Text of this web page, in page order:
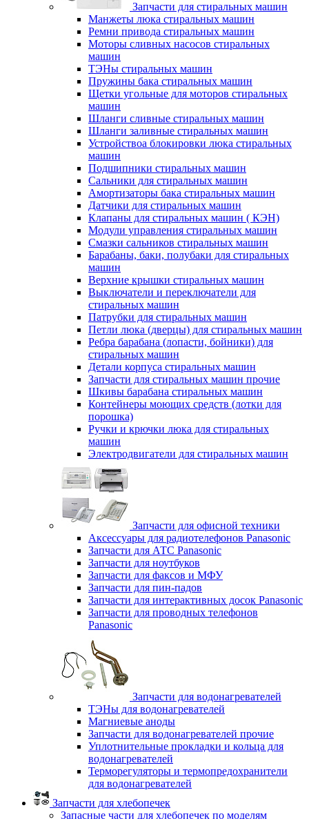
Запчасти для стиральных машин
Манжеты люка стиральных машин
Ремни привода стиральных машин
Моторы сливных насосов стиральных
машин
ТЭНы стиральных машин
Пружины бака стиральных машин
Щетки угольные для моторов стиральных
машин
Шланги сливные стиральных машин
Шланги заливные стиральных машин
Устройствоа блокировки люка стиральных
машин
Подшипники стиральных машин
Сальники для стиральных машин
Амортизаторы бака стиральных машин
Датчики для стиральных машин
Клапаны для стиральных машин ( КЭН)
Модули управления стиральных машин
Смазки сальников стиральных машин
Барабаны, баки, полубаки для стиральных
машин
Верхние крышки стиральных машин
Выключатели и переключатели для
стиральных машин
Патрубки для стиральных машин
Петли люка (дверцы) для стиральных машин
Ребра барабана (лопасти, бойники) для
стиральных машин
Детали корпуса стиральных машин
Запчасти для стиральных машин прочие
Шкивы барабана стиральных машин
Контейнеры моющих средств (лотки для
порошка)
Ручки и крючки люка для стиральных
машин
Электродвигатели для стиральных машин
Запчасти для офисной техники
Аксессуары для радиотелефонов Panasonic
Запчасти для АТС Panasonic
Запчасти для ноутбуков
Запчасти для факсов и МФУ
Запчасти для пин-падов
Запчасти для интерактивных досок Panasonic
Запчасти для проводных телефонов
Panasonic
Запчасти для водонагревателей
ТЭНы для водонагревателей
Магниевые аноды
Запчасти для водонагревателей прочие
Уплотнительные прокладки и кольца для
водонагревателей
Терморегуляторы и термопредохранители
для водонагревателей
Запчасти для хлебопечек
Запасные части для хлебопечек по моделям